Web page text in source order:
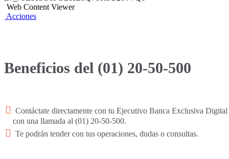
Web Content Viewer
Acciones
Beneficios del (01) 20-50-500
Contáctate directamente con tu Ejecutivo Banca Exclusiva Digital
con una llamada al (01) 20-50-500.
Te podrán tender con tus operaciones, dudas o consultas.